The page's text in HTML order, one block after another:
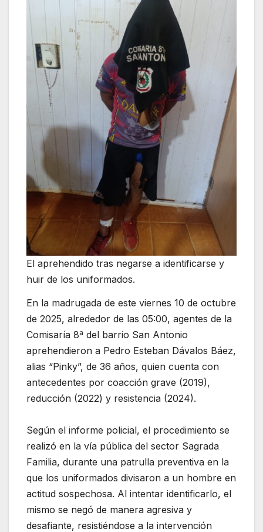
El aprehendido tras negarse a identificarse y
huir de los uniformados.
En la madrugada de este viernes 10 de octubre
de 2025, alrededor de las 05:00, agentes de la
Comisaría 8ª del barrio San Antonio
aprehendieron a Pedro Esteban Dávalos Báez,
alias “Pinky”, de 36 años, quien cuenta con
antecedentes por coacción grave (2019),
reducción (2022) y resistencia (2024).
Según el informe policial, el procedimiento se
realizó en la vía pública del sector Sagrada
Familia, durante una patrulla preventiva en la
que los uniformados divisaron a un hombre en
actitud sospechosa. Al intentar identificarlo, el
mismo se negó de manera agresiva y
desafiante, resistiéndose a la intervención